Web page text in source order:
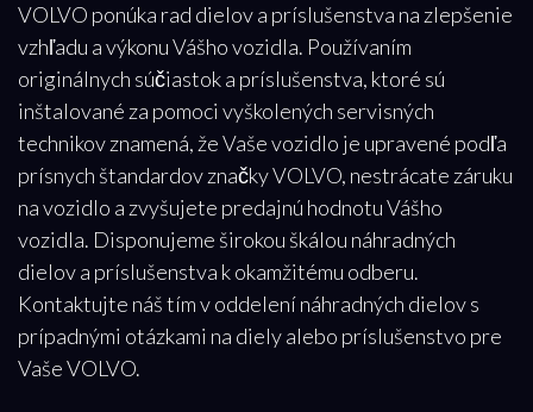
VOLVO ponúka rad dielov a príslušenstva na zlepšenie
vzhľadu a výkonu Vášho vozidla. Používaním
originálnych súčiastok a príslušenstva, ktoré sú
inštalované za pomoci vyškolených servisných
technikov znamená, že Vaše vozidlo je upravené podľa
prísnych štandardov značky VOLVO, nestrácate záruku
na vozidlo a zvyšujete predajnú hodnotu Vášho
vozidla. Disponujeme širokou škálou náhradných
dielov a príslušenstva k okamžitému odberu.
Kontaktujte náš tím v oddelení náhradných dielov s
prípadnými otázkami na diely alebo príslušenstvo pre
Vaše VOLVO.